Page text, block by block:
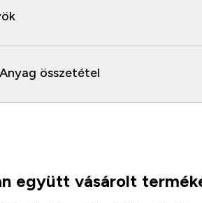
összetétel
együtt vásárolt